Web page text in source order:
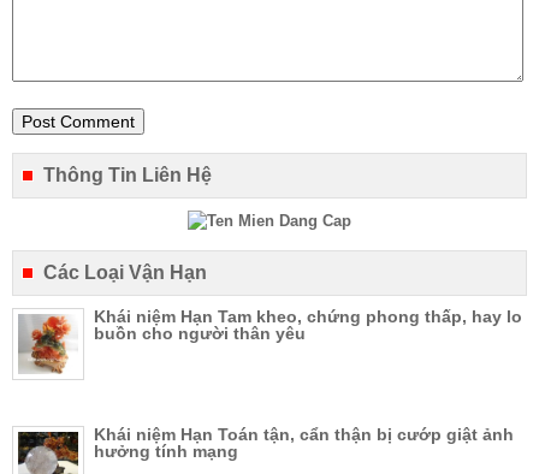
Thông Tin Liên Hệ
Các Loại Vận Hạn
Khái niệm Hạn Tam kheo, chứng phong thấp, hay lo
buồn cho người thân yêu
Khái niệm Hạn Toán tận, cẩn thận bị cướp giật ảnh
hưởng tính mạng